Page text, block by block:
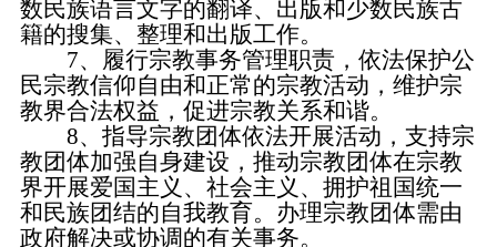
数民族语言文字的翻译、出版和少数民族古
籍的搜集、整理和出版工作。
7、履行宗教事务管理职责，依法保护公
民宗教信仰自由和正常的宗教活动，维护宗
教界合法权益，促进宗教关系和谐。
8、指导宗教团体依法开展活动，支持宗
教团体加强自身建设，推动宗教团体在宗教
界开展爱国主义、社会主义、拥护祖国统一
和民族团结的自我教育。办理宗教团体需由
政府解决或协调的有关事务。